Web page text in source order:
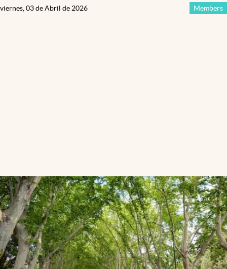
Members
viernes, 03 de Abril de 2026